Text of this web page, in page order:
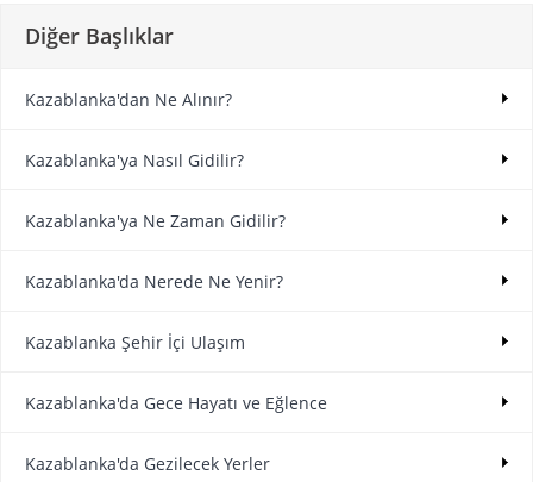
Diğer Başlıklar
Kazablanka'dan Ne Alınır?
Kazablanka'ya Nasıl Gidilir?
Kazablanka'ya Ne Zaman Gidilir?
Kazablanka'da Nerede Ne Yenir?
Kazablanka Şehir İçi Ulaşım
Kazablanka'da Gece Hayatı ve Eğlence
Kazablanka'da Gezilecek Yerler